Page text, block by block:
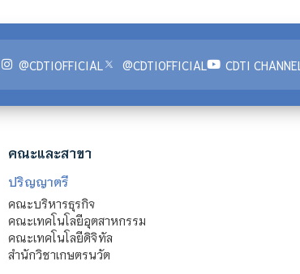
@CDTIOFFICIAL @CDTIOFFICIAL CDTI CHANNEL
คณะและสาขา
ปริญญาตรี
คณะบริหารธุรกิจ
คณะเทคโนโลยีอุตสาหกรรม
คณะเทคโนโลยีดิจิทัล
สำนักวิชาเกษตรนวัต